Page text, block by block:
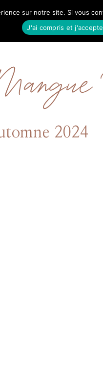
MODE
2024
sur notre site. Si vous
J'ai compris et